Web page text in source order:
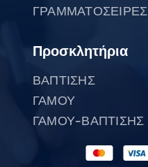
ΓΡΑΜΜΑΤΟΣΕΙΡΕΣ
Προσκλητήρια
ΒΑΠΤΙΣΗΣ
ΓΑΜΟΥ
ΓΑΜΟΥ-ΒΑΠΤΙΣΗΣ